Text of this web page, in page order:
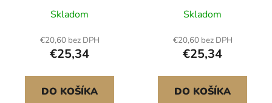
čepem, pevnost v tahu
28,5 tuny
Skladom
€20,60 bez DPH
€25,34
DO KOŠÍKA
mm, odolný kulový
zámek s ochranou proti
krádeži se 3 klíči, odolný
proti vypáčení a
nárazům, vhodný pro
obytné vozy, lodě,
přívěsy, červený
Skladom
€20,60 bez DPH
€25,34
DO KOŠÍKA